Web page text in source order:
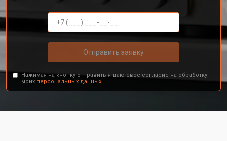
Отправить заявку
Нажимая на кнопку отправить я даю свое согласие на обработку
моих персональных данных.